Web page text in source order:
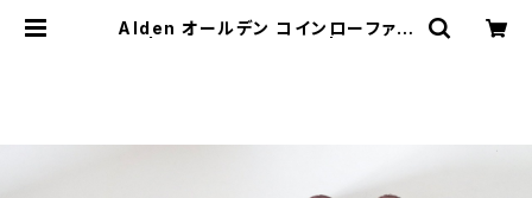
Alden オールデン コインローファー